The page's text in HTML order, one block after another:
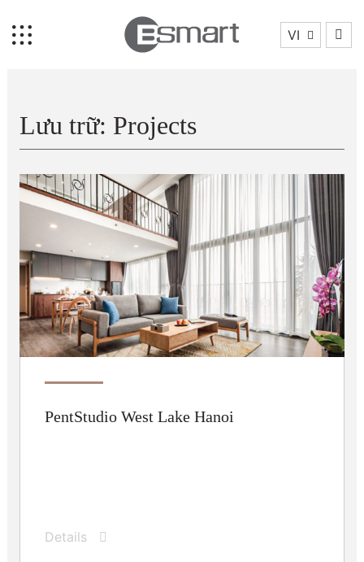
VI
Trang chủ
Về chúng tôi
Bộ sưu tập
Dự án
Chúng tôi là ai
Liên hệ
Lưu trữ: Projects
PentStudio West Lake Hanoi
Details